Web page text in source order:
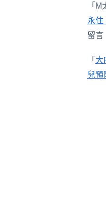
「 M
永住
留言
「 大
兒預